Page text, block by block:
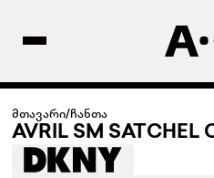
მთავარი/ჩანთა
AVRIL SM SATCHEL